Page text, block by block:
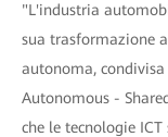
"L'industria
sua trasformazione
autonoma, condivisa
Autonomous -
che le tecnologie